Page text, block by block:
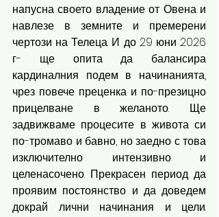
напусна своето владение от Овена и
навлезе в земните и премерени
чертози на Телеца. И до 29 юни 2026
г- ще опита да балансира
кардиналния подем в начинанията,
чрез повече преценка и по-презицно
прицелване в желаното. Ще
задвижваме процесите в живота си
по-тромаво и бавно, но заедно с това
изключително интензивно и
целенасочено. Прекрасен период да
проявим постоянство и да доведем
докрай лични начинания и цели.